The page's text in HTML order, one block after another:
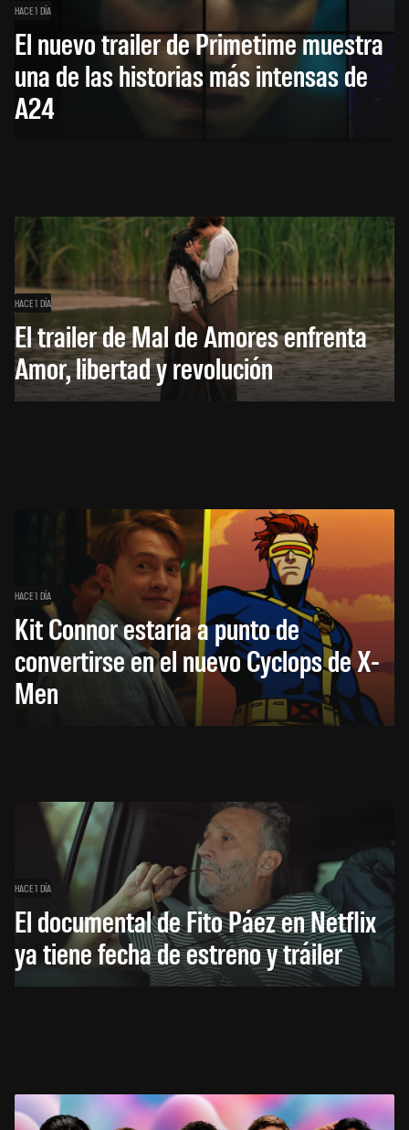
HACE 1 DÍA
El nuevo trailer de Primetime muestra
una de las historias más intensas de
A24
HACE 1 DÍA
El trailer de Mal de Amores enfrenta
Amor, libertad y revolución
HACE 1 DÍA
Kit Connor estaría a punto de
convertirse en el nuevo Cyclops de X-
Men
HACE 1 DÍA
El documental de Fito Páez en Netflix
ya tiene fecha de estreno y tráiler